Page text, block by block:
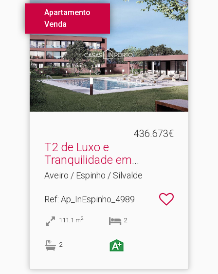
Apartamento
Venda
436.673€
T2 de Luxo e
Tranquilidade em
Espinho - Condo.​..
Aveiro / Espinho / Silvalde
Ref: Ap_InEspinho_4989
111.1 m2 2
2